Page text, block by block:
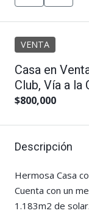
VENTA
Casa en
Club, Vía a la
$800,000
Descripción
Hermosa Casa
Cuenta con un
1.183m2 de solar.